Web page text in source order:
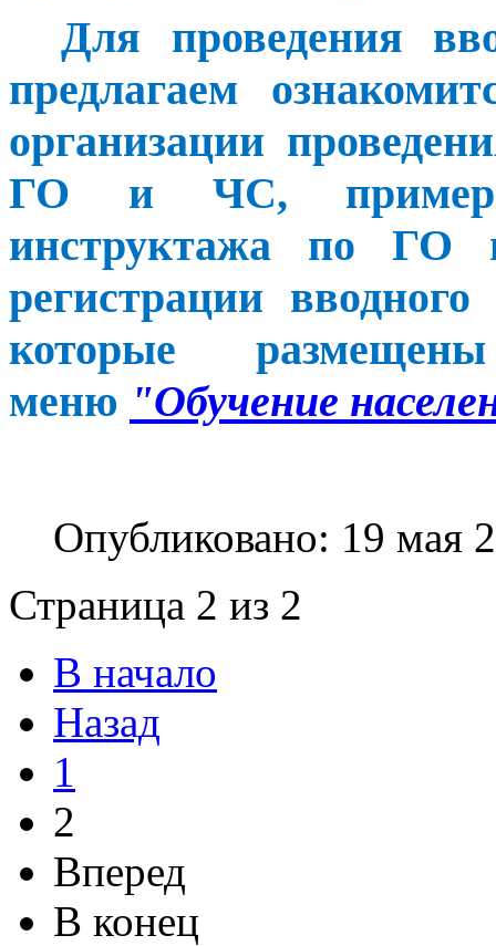
Для проведения
предлагаем
организации
ГО и ЧС,
инструктажа по
регистрации
которые
меню "Обучение
Опубликовано: 19 мая
Страница 2 из 2
В начало
Назад
1
2
Вперед
В конец